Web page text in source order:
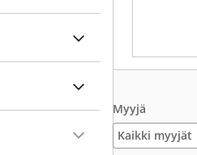
Myyjä
Kaikki myyjät